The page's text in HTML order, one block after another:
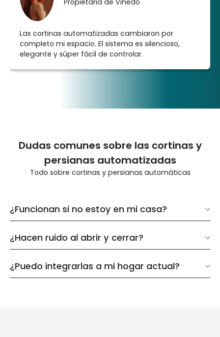
Las cortinas automatizadas cambiaron por
completo mi espacio. El sistema es silencioso,
elegante y súper fácil de controlar.
Dudas comunes sobre las cortinas y
persianas automatizadas
Todo sobre cortinas y persianas automáticas
¿Funcionan si no estoy en mi casa?
¿Hacen ruido al abrir y cerrar?
¿Puedo integrarlas a mi hogar actual?